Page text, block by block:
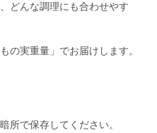
どんな調理にも合わせやす
の実重量」でお届けします。
所で保存してください。